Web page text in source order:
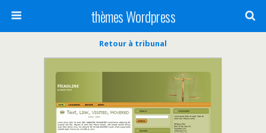
thèmes Wordpress
Retour à tribunal